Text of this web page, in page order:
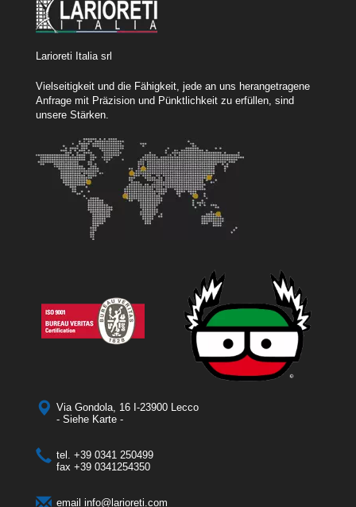
Larioreti Italia srl
Vielseitigkeit und die Fähigkeit, jede an uns herangetragene
Anfrage mit Präzision und Pünktlichkeit zu erfüllen, sind
unsere Stärken.
Via Gondola, 16 I-23900 Lecco
- Siehe Karte -
tel. +39 0341 250499
fax +39 0341254350
email info@larioreti.com